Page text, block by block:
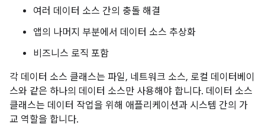
여러 데이터 소스 간의 충돌 해결
앱의 나머지 부분에서 데이터 소스 추상화
비즈니스 로직 포함
각 데이터 소스 클래스는 파일, 네트워크 소스, 로컬 데이터베이
스와 같은 하나의 데이터 소스만 사용해야 합니다. 데이터 소스
클래스는 데이터 작업을 위해 애플리케이션과 시스템 간의 가
교 역할을 합니다.